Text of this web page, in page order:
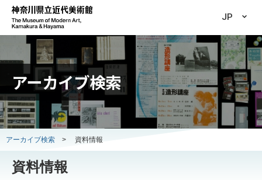
JP
アーカイブ検索
アーカイブ検索 > 資料情報
資料情報